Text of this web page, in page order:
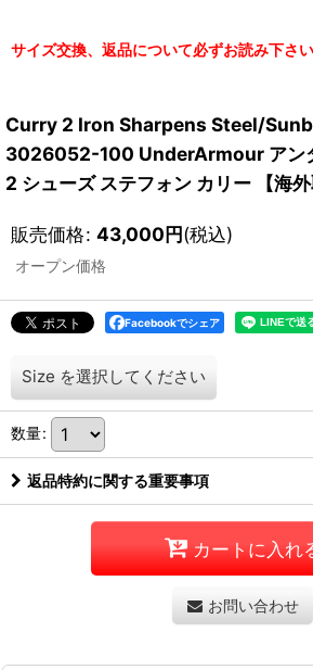
サイズ交換、返品について必ずお読み下さい
Curry 2 Iron Sharpens Steel/
3026052-100 UnderArmour アン
2 シューズ ステフォン カリー 【海外
販売価格: 43,000円(税込)
オープン価格
Facebookでシェア
Size を選択してください
数量:
返品特約に関する重要事項
カートに入れ
お問い合わせ